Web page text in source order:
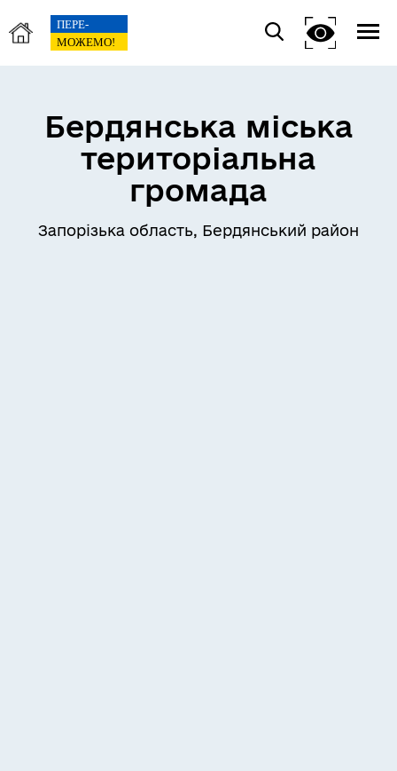
Бердянська міська
територіальна
громада
Запорізька область, Бердянський район